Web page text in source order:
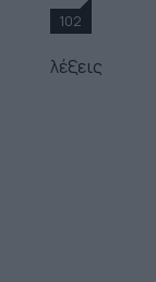
102
λέξεις